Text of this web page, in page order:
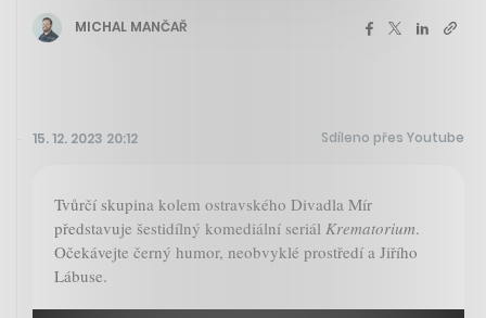
MICHAL MANČAŘ
15. 12. 2023 20:12 Sdíleno přes Youtube
Tvůrčí skupina kolem ostravského Divadla Mír
představuje šestidílný komediální seriál Krematorium.
Očekávejte černý humor, neobvyklé prostředí a Jiřího
Lábuse.